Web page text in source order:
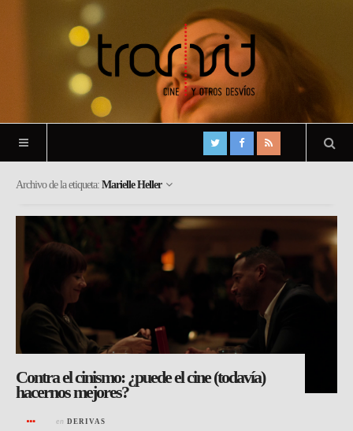
Archivo de la etiqueta: Marielle Heller
Contra el cinismo: ¿puede el cine (todavía)
hacernos mejores?
en DERIVAS